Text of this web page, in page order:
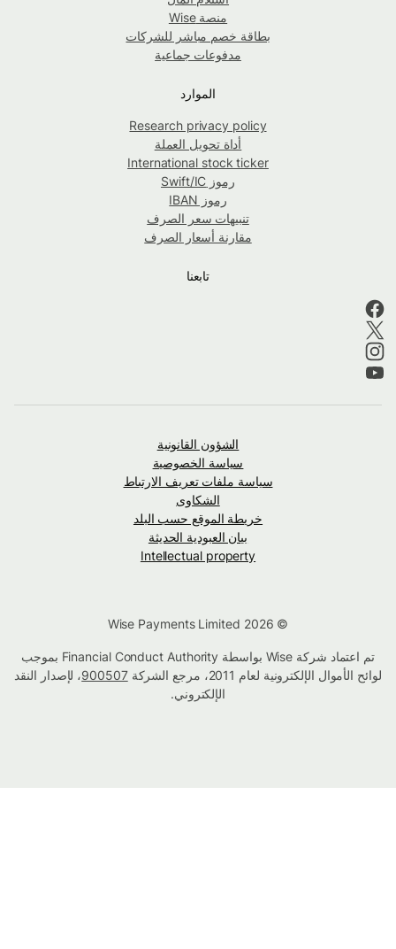
منصة Wise
بطاقة خصم مباشر للشركات
مدفوعات جماعية
الموارد
Research privacy policy
أداة تحويل العملة
International stock ticker
رموز Swift/IC
رموز IBAN
تنبيهات سعر الصرف
مقارنة أسعار الصرف
تابعنا
الشؤون القانونية
سياسة الخصوصية
سياسة ملفات تعريف الارتباط
الشكاوى
خريطة الموقع حسب البلد
بيان العبودية الحديثة
Intellectual property
تم اعتماد شركة Wise بواسطة Financial Conduct Authority بموجب
لوائح الأموال الإلكترونية لعام 2011، مرجع الشركة
900507، لإصدار النقد
الإلكتروني.